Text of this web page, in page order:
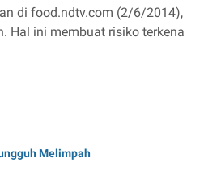
di food.ndtv.com (2/6/2014),
Hal ini membuat risiko terkena
Melimpah